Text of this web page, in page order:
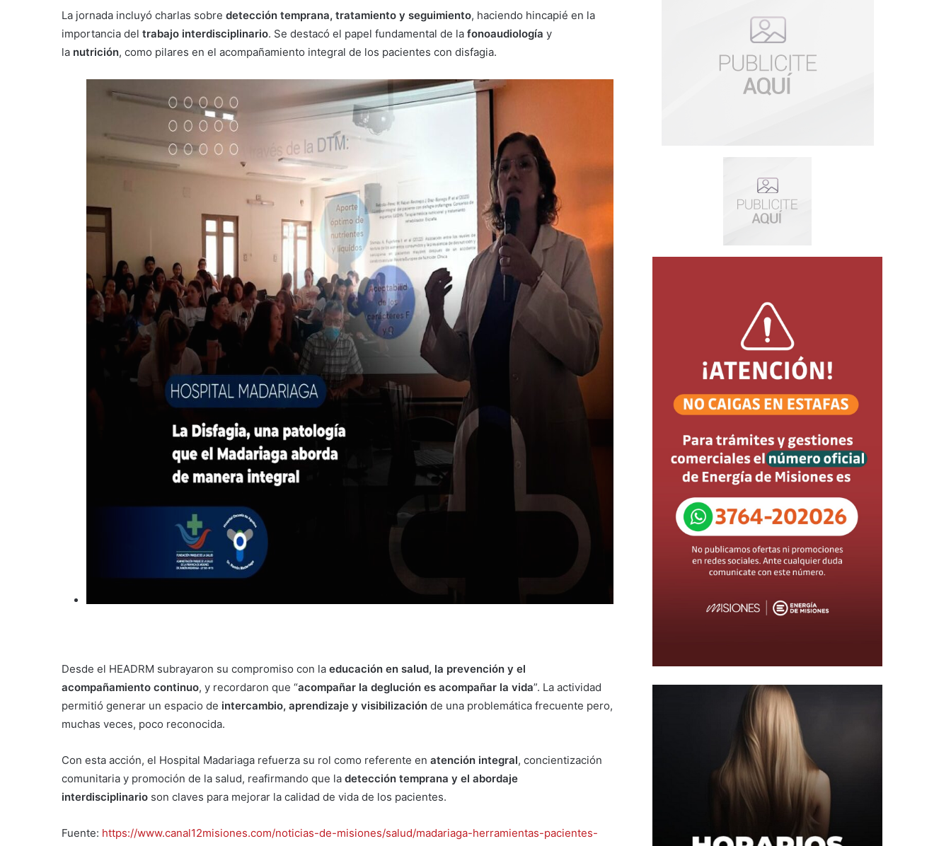
La jornada incluyó charlas sobre detección temprana, tratamiento y seguimiento, haciendo hincapié en la
importancia del trabajo interdisciplinario. Se destacó el papel fundamental de la fonoaudiología y
la nutrición, como pilares en el acompañamiento integral de los pacientes con disfagia.
Desde el HEADRM subrayaron su compromiso con la educación en salud, la prevención y el
acompañamiento continuo, y recordaron que “acompañar la deglución es acompañar la vida”. La actividad
permitió generar un espacio de intercambio, aprendizaje y visibilización de una problemática frecuente pero,
muchas veces, poco reconocida.
Con esta acción, el Hospital Madariaga refuerza su rol como referente en atención integral, concientización
comunitaria y promoción de la salud, reafirmando que la detección temprana y el abordaje
interdisciplinario son claves para mejorar la calidad de vida de los pacientes.
Fuente: https://www.canal12misiones.com/noticias-de-misiones/salud/madariaga-herramientas-pacientes-